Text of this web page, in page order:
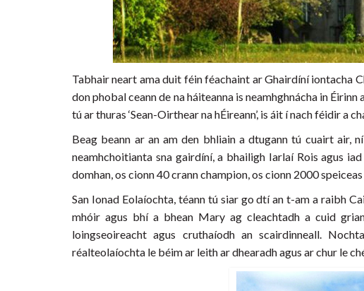
Tabhair neart ama duit féin féachaint ar Ghairdíní iontacha
don phobal ceann de na háiteanna is neamhghnácha in
tú ar thuras ‘Sean-Oirthear na hÉireann’, is áit í nach féidir a
Beag beann ar an am den bhliain a dtugann tú cuairt air,
neamhchoitianta sna gairdíní, a bhailigh Iarlaí Rois agus
domhan, os cionn 40 crann champion, os cionn 2000
San Ionad Eolaíochta, téann tú siar go dtí an t-am a raibh
mhóir agus bhí a bhean Mary ag cleachtadh a cuid
loingseoireacht agus cruthaíodh an scairdinneall.
réalteolaíochta le béim ar leith ar dhearadh agus ar chur le